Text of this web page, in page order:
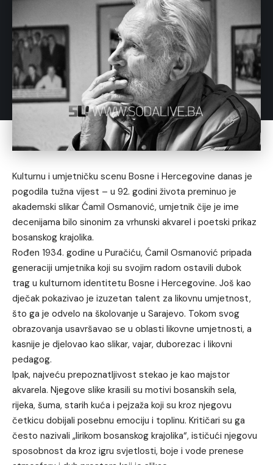
Kulturnu i umjetničku scenu Bosne i Hercegovine danas je
pogodila tužna vijest – u 92. godini života preminuo je
akademski slikar Ćamil Osmanović, umjetnik čije je ime
decenijama bilo sinonim za vrhunski akvarel i poetski prikaz
bosanskog krajolika.
Rođen 1934. godine u Puračiću, Ćamil Osmanović pripada
generaciji umjetnika koji su svojim radom ostavili dubok
trag u kulturnom identitetu Bosne i Hercegovine. Još kao
dječak pokazivao je izuzetan talent za likovnu umjetnost,
što ga je odvelo na školovanje u Sarajevo. Tokom svog
obrazovanja usavršavao se u oblasti likovne umjetnosti, a
kasnije je djelovao kao slikar, vajar, duborezac i likovni
pedagog.
Ipak, najveću prepoznatljivost stekao je kao majstor
akvarela. Njegove slike krasili su motivi bosanskih sela,
rijeka, šuma, starih kuća i pejzaža koji su kroz njegovu
četkicu dobijali posebnu emociju i toplinu. Kritičari su ga
često nazivali „lirikom bosanskog krajolika“, ističući njegovu
sposobnost da kroz igru svjetlosti, boje i vode prenese